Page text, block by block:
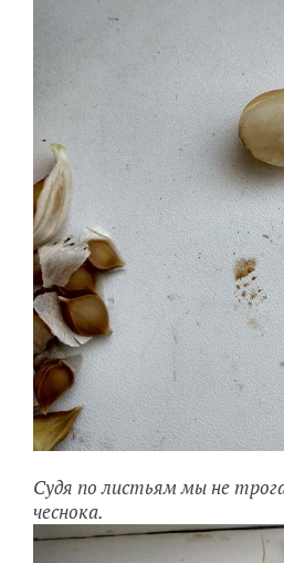
Судя по листьям мы не
чеснока.